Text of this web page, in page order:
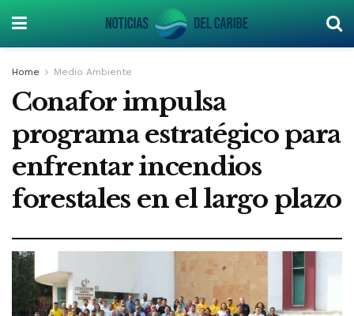
Home Medio Ambiente
Conafor impulsa
programa estratégico para
enfrentar incendios
forestales en el largo plazo